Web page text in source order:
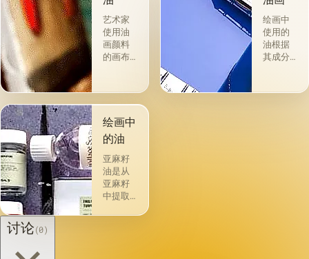
艺术家
使用油
画颜料
的画布
的。 技
术a la
prima-
&quot;原
始
&quot;，
没有下
画-其
中，即
一届会
绘画中
使用的
油根据
其成分
组。 第
绘画中
的油
亚麻籽
油是从
亚麻籽
中提取
讨论(0)